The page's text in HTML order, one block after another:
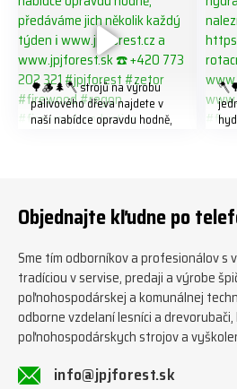
🌳🪵🌲🪓 strojů na výrobu
palivového dřeva najdete v
naší nabídce opravdu hodně,
#firewoodproduction
Objednajte kľudne po
Sme tím odborníkov a profesionálov s
tradíciou v servise, predaji a výrobe
poľnohospodárskej a komunálnej
odborne vzdelaní lesníci a
poľnohospodárskych strojov a
info@jpjforest.sk